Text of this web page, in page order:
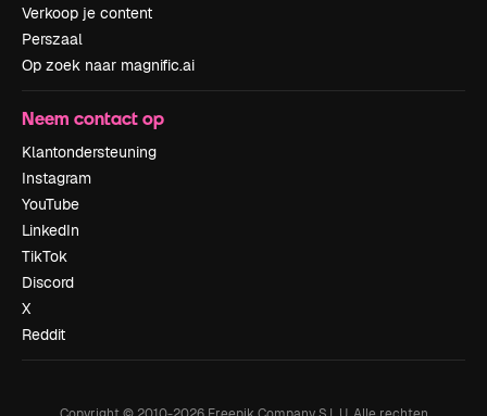
Verkoop je content
Perszaal
Op zoek naar magnific.ai
Neem contact op
Klantondersteuning
Instagram
YouTube
LinkedIn
TikTok
Discord
X
Reddit